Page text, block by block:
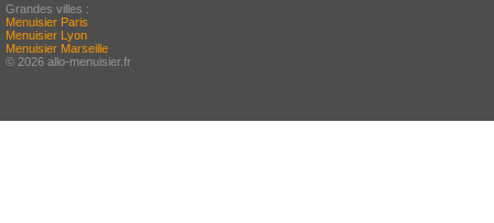
Grandes villes :
Menuisier Paris
Menuisier Lyon
Menuisier Marseille
© 2026 allo-menuisier.fr